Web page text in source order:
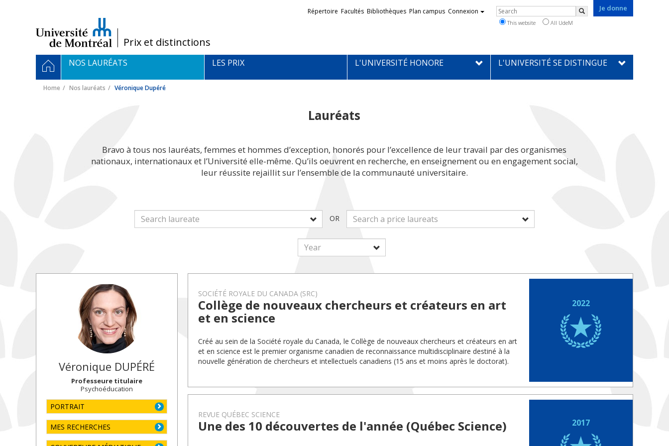
/Prix et distinctions
Je donne
Liens
externes
Répertoire Facultés Bibliothèques Plan campus Connexion Rechercher
Search
This website All UdeM
Navigation
principale
HOMENOS LAURÉATS LES PRIX L'UNIVERSITÉ HONORE L'UNIVERSITÉ SE DISTINGUE
Home Nos lauréats Véronique Dupéré
Lauréats
Bravo à tous nos lauréats, femmes et hommes d’exception, honorés pour l’excellence de leur travail par des organismes
nationaux, internationaux et l’Université elle-même. Qu’ils oeuvrent en recherche, en enseignement ou en engagement social,
leur réussite rejaillit sur l’ensemble de la communauté universitaire.
OR
Véronique DUPÉRÉ
Professeure titulaire
Psychoéducation
PORTRAIT
MES RECHERCHES
SOCIÉTÉ ROYALE DU CANADA (SRC)
Collège de nouveaux chercheurs et créateurs en art
et en science
Créé au sein de la Société royale du Canada, le Collège de nouveaux chercheurs et créateurs en art
et en science est le premier organisme canadien de reconnaissance multidisciplinaire destiné à la
nouvelle génération de chercheurs et intellectuels canadiens (15 ans et moins après le doctorat).
2022
REVUE QUÉBEC SCIENCE
Une des 10 découvertes de l'année (Québec Science) 2017